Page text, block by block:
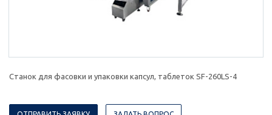
Станок для фасовки и упаковки капсул, таблеток SF-260LS-4